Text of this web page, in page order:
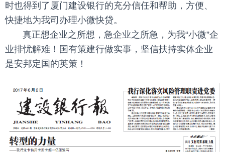
时也得到了厦门建设银行的充分信任和帮助，方便、
快捷地为我司办理小微快贷。
真正想企业之所想，急企业之所急，为我“小微”企
业排忧解难！国有策建行做实事，坚信扶持实体企业
是安邦定国的英策！